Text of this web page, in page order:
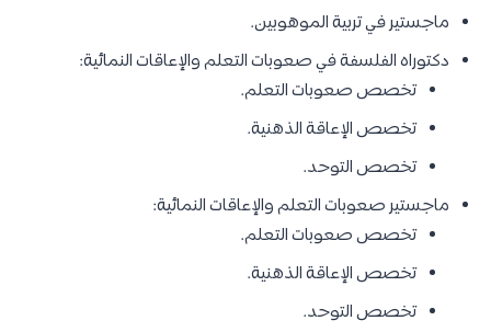
ماجستير في تربية الموهوبين.
دكتوراه الفلسفة في صعوبات التعلم والإعاقات النمائية:
تخصص صعوبات التعلم.
تخصص الإعاقة الذهنية.
تخصص التوحد.
ماجستير صعوبات التعلم والإعاقات النمائية:
تخصص صعوبات التعلم.
تخصص الإعاقة الذهنية.
تخصص التوحد.